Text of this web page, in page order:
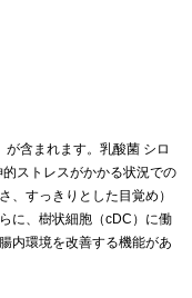
含まれます。乳酸菌 シロ
ストレスがかかる状況での
、すっきりとした目覚め）
に、樹状細胞（cDC）に働
内環境を改善する機能があ